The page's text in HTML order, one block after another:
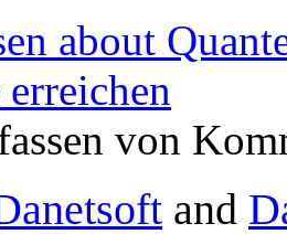
about
von
and